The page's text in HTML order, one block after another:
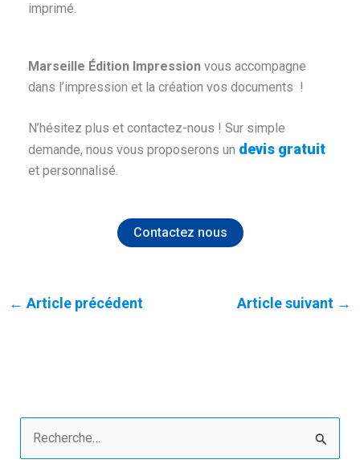
imprimé.
Marseille Édition Impressionvous accompagne
dans l’impression et la création vos documents !
N’hésitez plus et contactez-nous ! Sur simple
demande, nous vous proposerons un devis gratuit
et personnalisé.
Contactez nous
← Article précédent Article suivant →